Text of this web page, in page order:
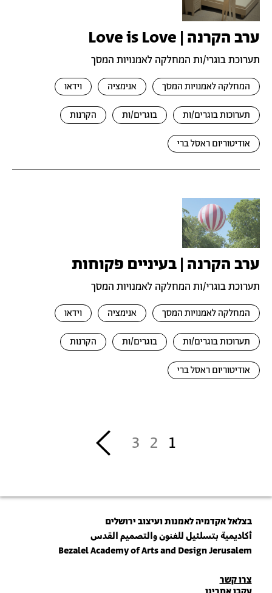
ערב הקרנה | Love is Love
תערוכת בוגרי/ות המחלקה לאמנויות המסך
המחלקה לאמנויות המסך אנימציה וידאו
תערוכות בוגרים/ות בוגרים/ות הקרנות
אודיטוריום ראסל ברי
ערב הקרנה | בעיניים פקוחות
תערוכת בוגרי/ות המחלקה לאמנויות המסך
המחלקה לאמנויות המסך אנימציה וידאו
תערוכות בוגרים/ות בוגרים/ות הקרנות
אודיטוריום ראסל ברי
1
2
3
››
בצלאל אקדמיה לאמנות ועיצוב ירושלים
أكاديمية بتسلئيل للفنون والتصميم القدس
Bezalel Academy of Arts and Design Jerusalem
פרטי
צרו קשר